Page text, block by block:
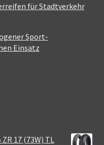
für Stadtverkehr
Sport-
Einsatz
17 (73W) TL